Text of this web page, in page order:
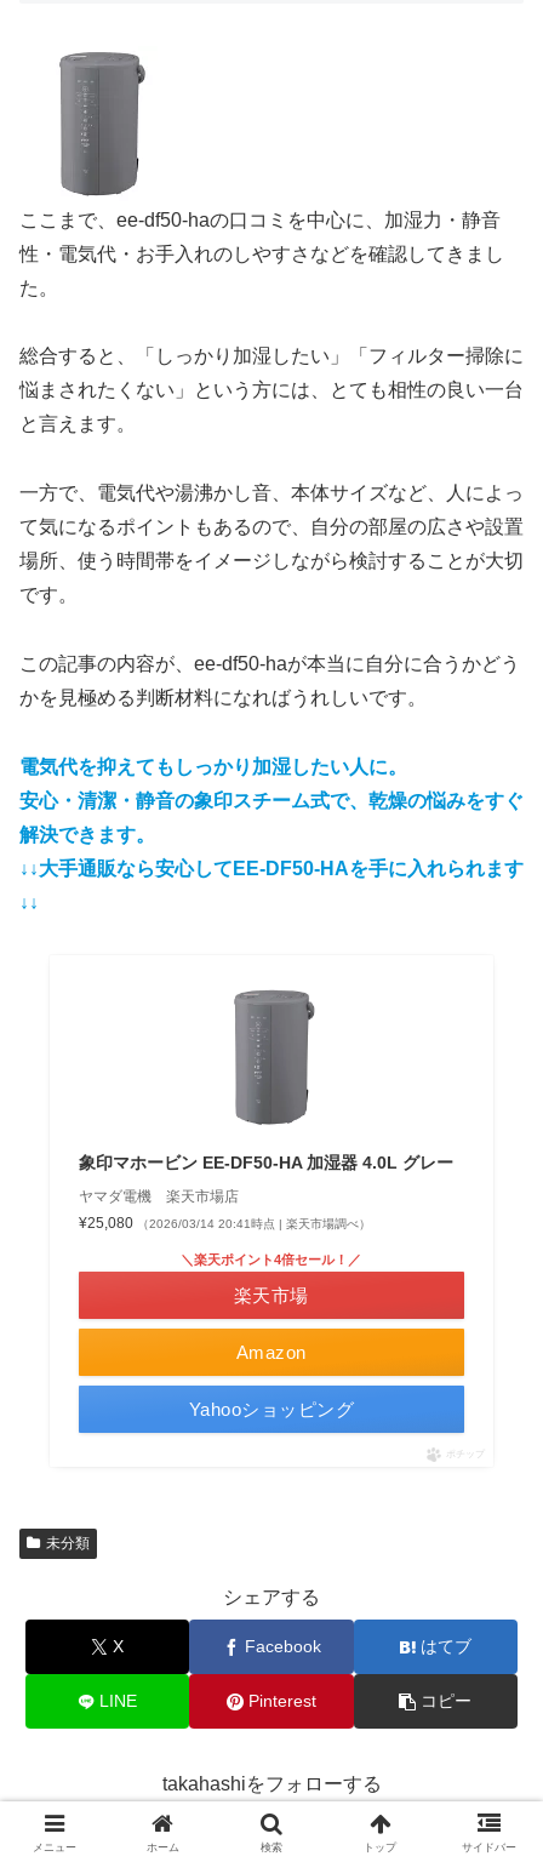
ここまで、ee-df50-haの口コミを中心に、加湿力・静音
性・電気代・お手入れのしやすさなどを確認してきまし
た。
総合すると、「しっかり加湿したい」「フィルター掃除に
悩まされたくない」という方には、とても相性の良い一台
と言えます。
一方で、電気代や湯沸かし音、本体サイズなど、人によっ
て気になるポイントもあるので、自分の部屋の広さや設置
場所、使う時間帯をイメージしながら検討することが大切
です。
この記事の内容が、ee-df50-haが本当に自分に合うかどう
かを見極める判断材料になればうれしいです。
電気代を抑えてもしっかり加湿したい人に。
安心・清潔・静音の象印スチーム式で、乾燥の悩みをすぐ
解決できます。
↓↓大手通販なら安心してEE-DF50-HAを手に入れられます
↓↓
象印マホービン EE-DF50-HA 加湿器 4.0L グレー
ヤマダ電機 楽天市場店
¥25,080
（2026/03/14 20:41時点 | 楽天市場調べ）
Amazon
＼楽天ポイント4倍セール！／
楽天市場
Yahooショッピング
ポチップ
未分類
シェアする
X Facebook はてブ
LINE Pinterest コピー
takahashiをフォローする
メニュー ホーム 検索 トップ サイドバー